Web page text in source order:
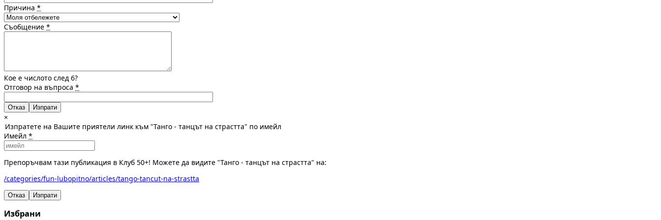
Причина *
Съобщение *
Кое е числото след 6?
Отговор на въпроса *
Отказ
×
Изпратете на Вашите приятели линк към "Танго - танцът на страстта" по имейл
Имейл *
Препоръчвам тази публикация в Клуб 50+! Можете да видите "Танго - танцът на страстта" на:
/categories/fun-lubopitno/articles/tango-tancut-na-strastta
Отказ Изпрати
Избрани